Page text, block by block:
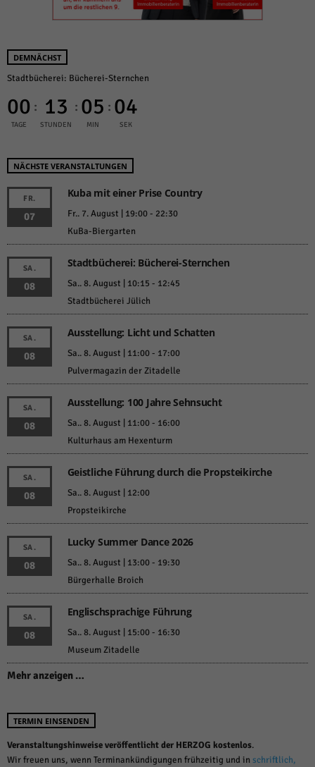
DEMNÄCHST
Stadtbücherei: Bücherei-Sternchen
00
TAGE
: 13
STUNDEN
: 05
MIN
: 04
SEK
NÄCHSTE VERANSTALTUNGEN
FR.
07
Kuba mit einer Prise Country
Fr.. 7. August | 19:00- 22:30
KuBa-Biergarten
SA.
08
Stadtbücherei: Bücherei-Sternchen
Sa.. 8. August | 10:15 - 12:45
Stadtbücherei Jülich
SA.
08
Ausstellung: Licht und Schatten
Sa.. 8. August | 11:00- 17:00
Pulvermagazin der Zitadelle
SA.
08
Ausstellung: 100 Jahre Sehnsucht
Sa.. 8. August | 11:00- 16:00
Kulturhaus am Hexenturm
SA.
08
Geistliche Führung durch die Propsteikirche
Sa.. 8. August | 12:00
Propsteikirche
SA.
08
Lucky Summer Dance 2026
Sa.. 8. August | 13:00- 19:30
Bürgerhalle Broich
SA.
08
Englischsprachige Führung
Sa.. 8. August | 15:00- 16:30
Museum Zitadelle
Mehr anzeigen …
TERMIN EINSENDEN
Veranstaltungshinweise veröffentlicht der HERZOG kostenlos.
Wir freuen uns, wenn Terminankündigungen frühzeitig und in schriftlich,